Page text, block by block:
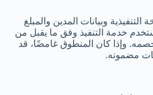
التنفيذية وبيانات المدين والمبلغ
خدمة التنفيذ وفق ما يقبل من
وإذا كان المنطوق غامضًا، قد
مضمونه.